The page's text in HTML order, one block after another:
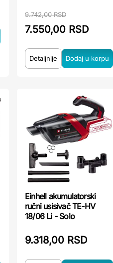
9.742,00 RSD
7.550,00 RSD
Detaljnije
Einhell akumulatorski
ručni usisivač TE-HV
18/06 Li - Solo
9.318,00 RSD